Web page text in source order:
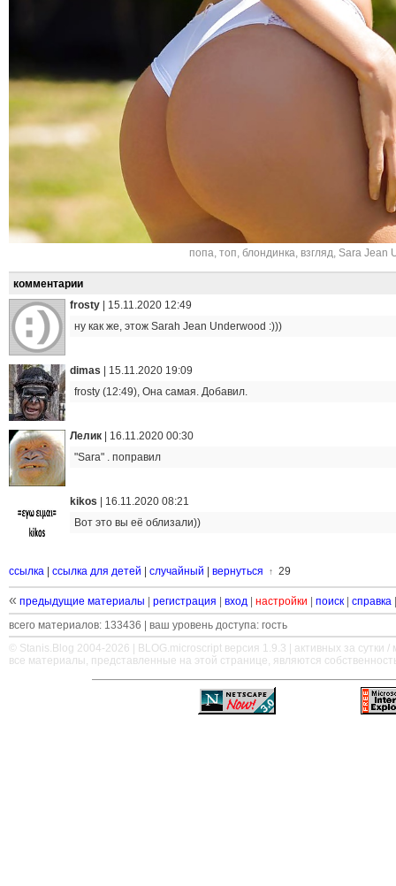
попа, топ, блондинка, взгляд, Sara Jean
комментарии
frosty
15.11.2020 12:49
ну как же, этож Sarah Jean Underwood :)))
dimas
15.11.2020 19:09
frosty (12:49), Она самая. Добавил.
Лелик
16.11.2020 00:30
"Sara" . поправил
kikos
16.11.2020 08:21
Вот это вы её облизали))
ссылка ссылка для детей случайный вернуться ↑ 29
« предыдущие материалы регистрация вход настройки поиск справка
всего материалов: 133436 | ваш уровень доступа: гость
© Stanis.Blog 2004-2026 |
BLOG.microscript версия 1.9.3 | активных за сутки /
все материалы, представленные на этой странице, являются
—————————————————————